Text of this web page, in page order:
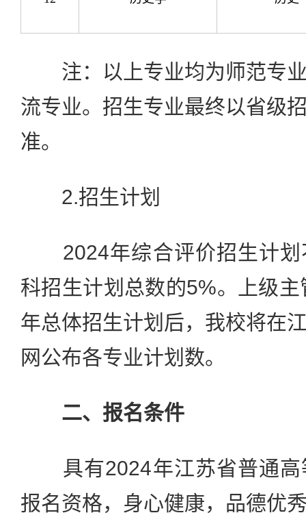
注：以上专业均为师范专业
流专业。招生专业最终以省级
准。
2.招生计划
2024年综合评价招生计划
科招生计划总数的5%。上级
年总体招生计划后，我校将在
网公布各专业计划数。
二、报名条件
具有2024年江苏省普通高
报名资格，身心健康，品德优